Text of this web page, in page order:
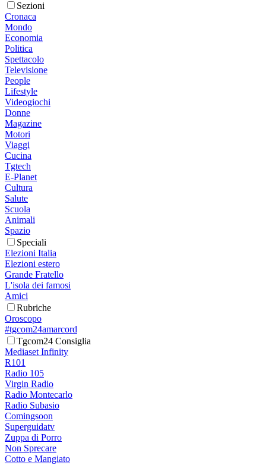
Sezioni
Cronaca
Mondo
Economia
Politica
Spettacolo
Televisione
People
Lifestyle
Videogiochi
Donne
Magazine
Motori
Viaggi
Cucina
Tgtech
E-Planet
Cultura
Salute
Scuola
Animali
Spazio
Speciali
Elezioni Italia
Elezioni estero
Grande Fratello
L'isola dei famosi
Amici
Rubriche
Oroscopo
#tgcom24amarcord
Tgcom24 Consiglia
Mediaset Infinity
R101
Radio 105
Virgin Radio
Radio Montecarlo
Radio Subasio
Comingsoon
Superguidatv
Zuppa di Porro
Non Sprecare
Cotto e Mangiato